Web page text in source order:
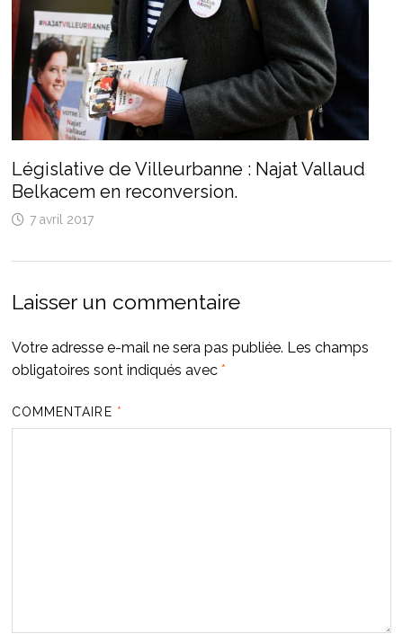
Législative de Villeurbanne : Najat Vallaud
Belkacem en reconversion.
7 avril 2017
Laisser un commentaire
Votre adresse e-mail ne sera pas publiée. Les champs
obligatoires sont indiqués avec *
COMMENTAIRE *